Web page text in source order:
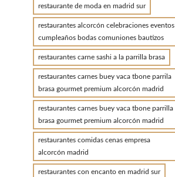
restaurante de moda en madrid sur
restaurantes alcorcón celebraciones eventos
cumpleaños bodas comuniones bautizos
restaurantes carne sashi a la parrilla brasa
restaurantes carnes buey vaca tbone parrila
brasa gourmet premium alcorcón madrid
restaurantes carnes buey vaca tbone parrilla
brasa gourmet premium alcorcón madrid
restaurantes comidas cenas empresa
alcorcón madrid
restaurantes con encanto en madrid sur